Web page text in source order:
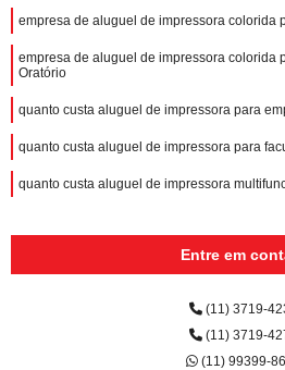
empresa de aluguel de impressora colorida
empresa de aluguel de impressora colorida
Oratório
quanto custa aluguel de impressora para
quanto custa aluguel de impressora para
quanto custa aluguel de impressora
Entre em
(11) 3719-
(11) 3719-
(11) 99399-